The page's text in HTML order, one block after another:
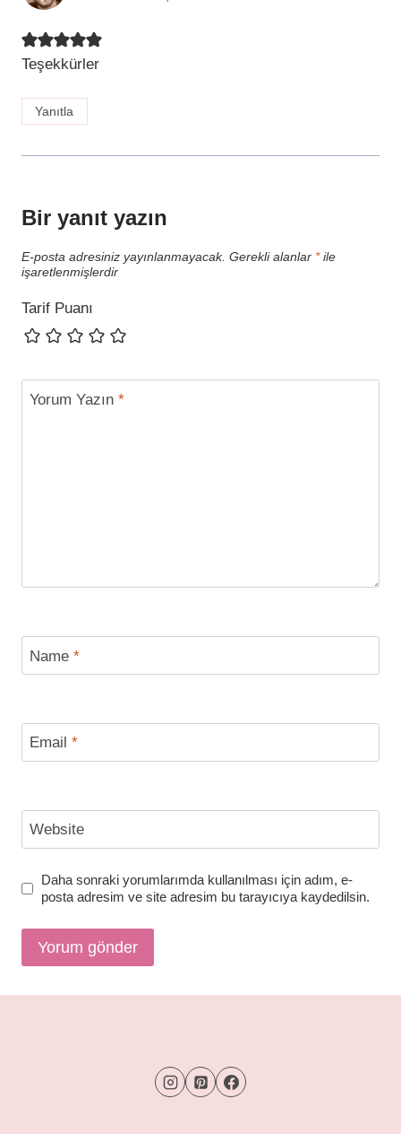
Teşekkürler
Yanıtla
Bir yanıt yazın
E-posta adresiniz yayınlanmayacak. Gerekli alanlar *ile
işaretlenmişlerdir
Tarif Puanı
Yorum Yazın *
Name *
Email *
Website
Daha sonraki yorumlarımda kullanılması için adım, e-
posta adresim ve site adresim bu tarayıcıya kaydedilsin.